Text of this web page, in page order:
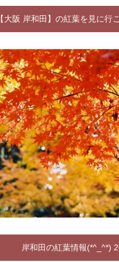
【大阪 岸和田】の紅葉を見に行
岸和田の紅葉情報(*^_^*)